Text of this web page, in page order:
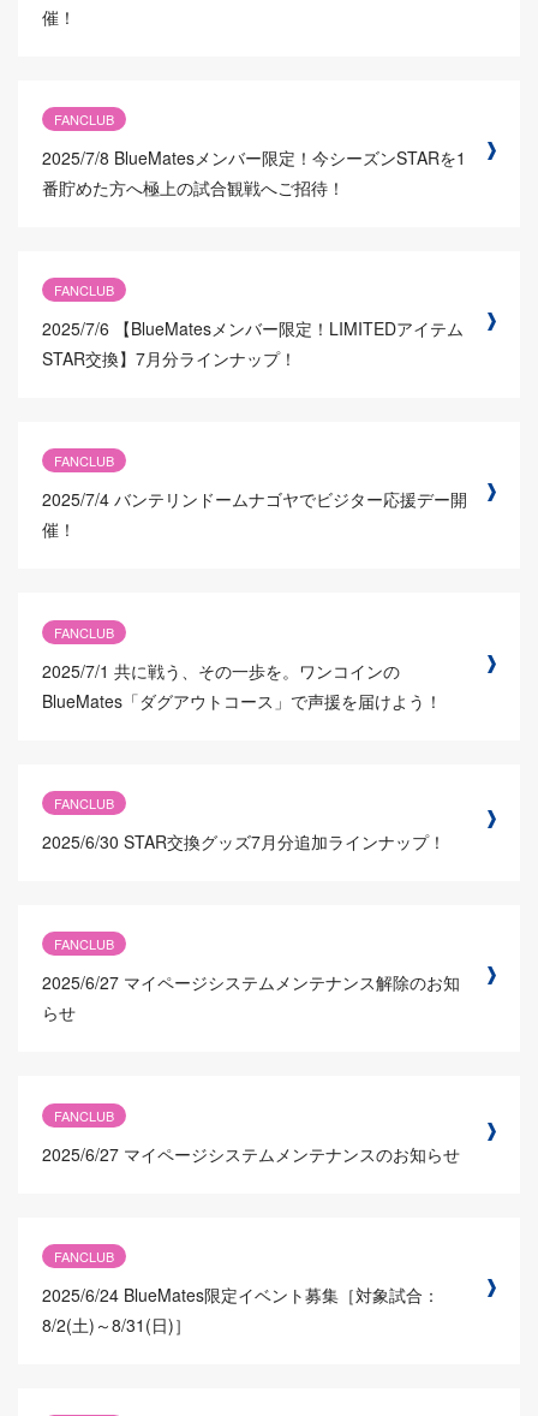
催！
FANCLUB
2025/7/8 BlueMatesメンバー限定！今シーズンSTARを1
番貯めた方へ極上の試合観戦へご招待！
FANCLUB
2025/7/6
【BlueMatesメンバー限定！LIMITEDアイテム
STAR交換】7月分ラインナップ！
FANCLUB
2025/7/4 バンテリンドームナゴヤでビジター応援デー開
催！
FANCLUB
2025/7/1 共に戦う、その一歩を。ワンコインの
BlueMates「ダグアウトコース」で声援を届けよう！
FANCLUB
2025/6/30 STAR交換グッズ7月分追加ラインナップ！
FANCLUB
2025/6/27 マイページシステムメンテナンス解除のお知
らせ
FANCLUB
2025/6/27 マイページシステムメンテナンスのお知らせ
FANCLUB
2025/6/24 BlueMates限定イベント募集［対象試合：
8/2(土)～8/31(日)］